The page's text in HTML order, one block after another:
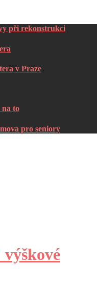
při rekonstrukci
v Praze
na to
pro seniory